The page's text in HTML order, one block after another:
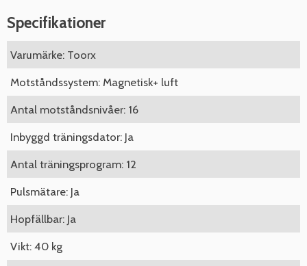
Specifikationer
Varumärke: Toorx
Motståndssystem: Magnetisk+ luft
Antal motståndsnivåer: 16
Inbyggd träningsdator: Ja
Antal träningsprogram: 12
Pulsmätare: Ja
Hopfällbar: Ja
Vikt: 40 kg